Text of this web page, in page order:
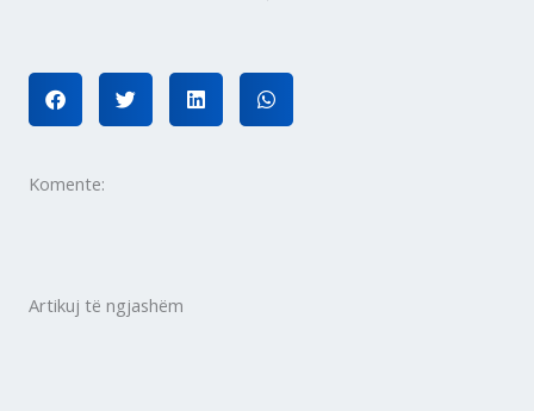
Komente:
Artikuj të ngjashëm